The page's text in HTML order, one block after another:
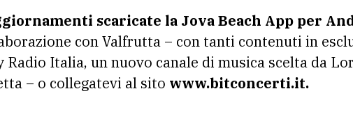
scaricate la Jova Beach App per
con Valfrutta – con tanti contenuti in
Radio Italia, un nuovo canale di musica scelta da
– o collegatevi al sito www.bitconcerti.it.